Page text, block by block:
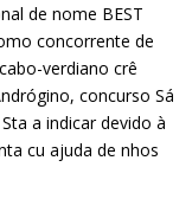
de nome BEST
concorrente de
verdiano crê
concurso Sá
a indicar devido à
cu ajuda de nhos